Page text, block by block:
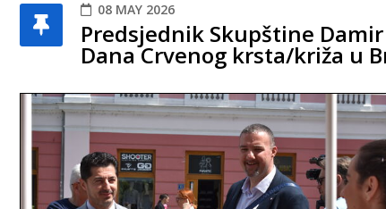
08 MAY 2026
Predsjednik Skupštine
Dana Crvenog krsta/križa u